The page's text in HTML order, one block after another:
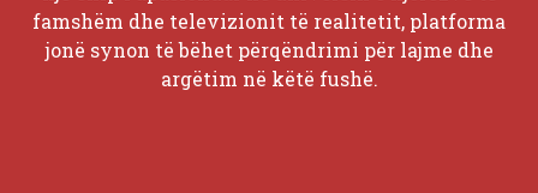
famshëm dhe televizionit të realitetit, platforma
jonë synon të bëhet përqëndrimi për lajme dhe
argëtim në këtë fushë.